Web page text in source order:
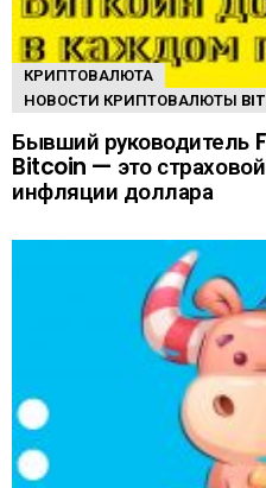
КРИПТОВАЛЮТА
НОВОСТИ КРИПТОВАЛЮТЫ
Бывший руководитель
Bitcoin — это
инфляции доллара